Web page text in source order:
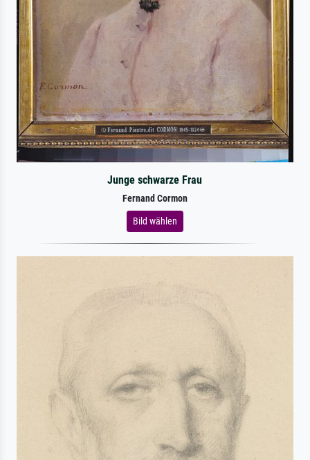
Junge schwarze Frau
Fernand Cormon
Bild wählen